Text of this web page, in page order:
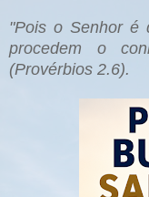
"Pois o Senhor é
procedem o
(Provérbios 2.6).